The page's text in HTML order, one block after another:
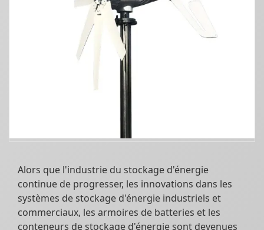
Alors que l'industrie du stockage d'énergie
continue de progresser, les innovations dans les
systèmes de stockage d'énergie industriels et
commerciaux, les armoires de batteries et les
conteneurs de stockage d'énergie sont devenues